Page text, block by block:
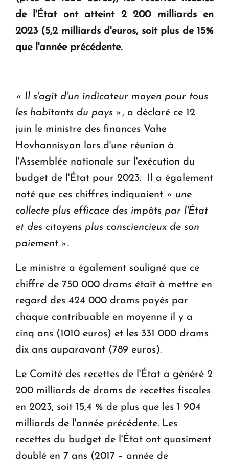
Le premier hôtel Hyatt Regency d'Arménie
ouvrira ses portes à Dilijan
de l'État ont atteint 2 200 milliards en
2023 (5,2 milliards d'euros, soit plus de 15%
que l'année précédente.
« Il s'agit d'un indicateur moyen pour tous
les habitants du pays », a déclaré ce 12
juin le ministre des finances Vahe
Hovhannisyan lors d'une réunion à
l'Assemblée nationale sur l'exécution du
budget de l'État pour 2023. Il a également
noté que ces chiffres indiquaient « une
collecte plus efficace des impôts par l'État
et des citoyens plus consciencieux de son
paiement ».
Le ministre a également souligné que ce
chiffre de 750 000 drams était à mettre en
regard des 424 000 drams payés par
chaque contribuable en moyenne il y a
cinq ans (1010 euros) et les 331 000 drams
dix ans auparavant (789 euros).
Le Comité des recettes de l'État a généré 2
200 milliards de drams de recettes fiscales
en 2023, soit 15,4 % de plus que les 1 904
milliards de l'année précédente. Les
recettes du budget de l'État ont quasiment
doublé en 7 ans (2017 – année de